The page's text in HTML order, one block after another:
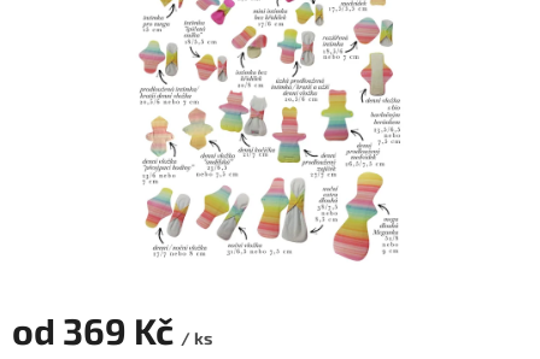
od 369 Kč / ks